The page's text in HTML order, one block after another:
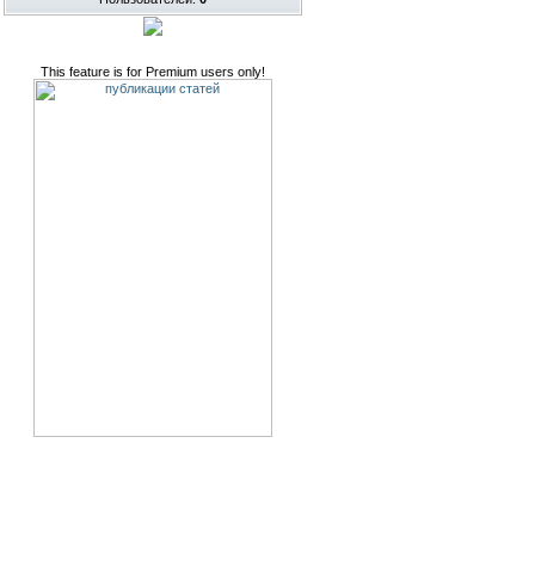
This feature is for Premium users only!